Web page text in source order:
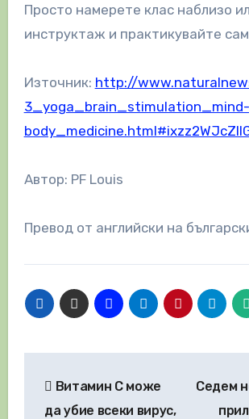
Просто намерете клас наблизо
инструктаж и практикувайте
Източник: http://
3_yoga_brain_stimulation_mind-
Автор: PF Louis
Превод от английски на
Витамин C може
да убие всеки вирус,
Седем